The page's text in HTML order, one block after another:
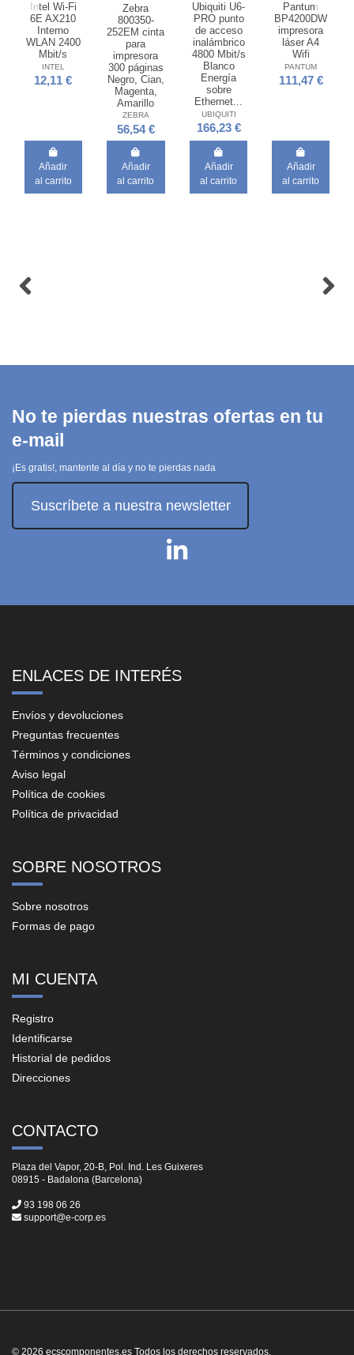
Intel Wi-Fi
6E AX210
Interno
WLAN 2400
Mbit/s
INTEL
12,11 €
Añadir
al carrito
Zebra
800350-
252EM cinta
para
impresora
300 páginas
Negro, Cian,
Magenta,
Amarillo
ZEBRA
56,54 €
Añadir
al carrito
Ubiquiti U6-
PRO punto
de acceso
inalámbrico
4800 Mbit/s
Blanco
Energía
sobre
Ethernet...
UBIQUITI
166,23 €
Añadir
al carrito
Pantum
BP4200DW
impresora
láser A4
Wifi
PANTUM
111,47 €
Añadir
al carrito
No te pierdas nuestras ofertas en tu
e-mail
¡Es gratis!, mantente al día y no te pierdas nada
Suscríbete a nuestra newsletter
ENLACES DE INTERÉS
Envíos y devoluciones
Preguntas frecuentes
Términos y condiciones
Aviso legal
Política de cookies
Política de privacidad
SOBRE NOSOTROS
Sobre nosotros
Formas de pago
MI CUENTA
Registro
Identificarse
Historial de pedidos
Direcciones
CONTACTO
Plaza del Vapor, 20-B, Pol. Ind. Les Guixeres
08915 - Badalona (Barcelona)
93 198 06 26
support@e-corp.es
© 2026 ecscomponentes.es Todos los derechos reservados.